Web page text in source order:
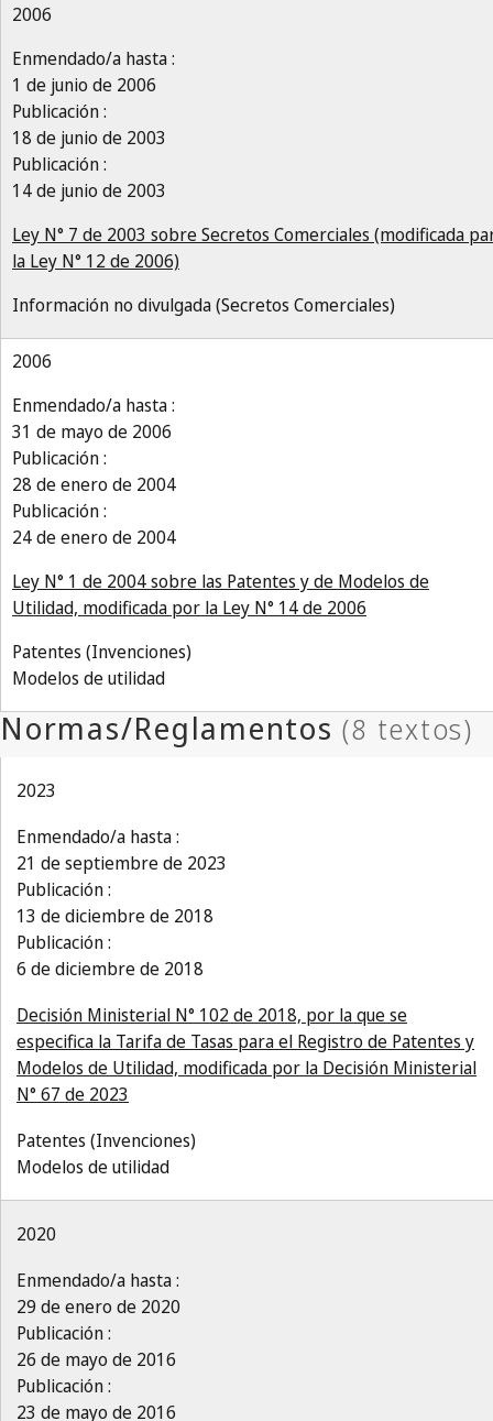
2006
Enmendado/a hasta :
1 de junio de 2006
Publicación :
18 de junio de 2003
Publicación :
14 de junio de 2003
Ley N° 7 de 2003 sobre Secretos Comerciales (modificada
la Ley N° 12 de 2006)
Información no divulgada (Secretos Comerciales)
2006
Enmendado/a hasta :
31 de mayo de 2006
Publicación :
28 de enero de 2004
Publicación :
24 de enero de 2004
Ley N° 1 de 2004 sobre las Patentes y de Modelos de
Utilidad, modificada por la Ley N° 14 de 2006
Patentes (Invenciones)
Modelos de utilidad
2023
Enmendado/a hasta :
21 de septiembre de 2023
Publicación :
13 de diciembre de 2018
Publicación :
6 de diciembre de 2018
Decisión Ministerial N° 102 de 2018, por la que se
especifica la Tarifa de Tasas para el Registro de Patentes y
Modelos de Utilidad, modificada por la Decisión Ministerial
N° 67 de 2023
Patentes (Invenciones)
Modelos de utilidad
2020
Enmendado/a hasta :
29 de enero de 2020
Publicación :
26 de mayo de 2016
Publicación :
23 de mayo de 2016